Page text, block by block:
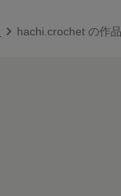
hachi.crochet の作